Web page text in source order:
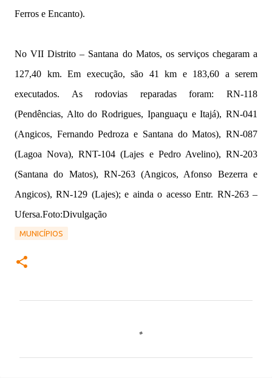
Ferros e Encanto).
No VII Distrito – Santana do Matos, os serviços chegaram a
127,40 km. Em execução, são 41 km e 183,60 a serem
executados. As rodovias reparadas foram: RN-118
(Pendências, Alto do Rodrigues, Ipanguaçu e Itajá), RN-041
(Angicos, Fernando Pedroza e Santana do Matos), RN-087
(Lagoa Nova), RNT-104 (Lajes e Pedro Avelino), RN-203
(Santana do Matos), RN-263 (Angicos, Afonso Bezerra e
Angicos), RN-129 (Lajes); e ainda o acesso Entr. RN-263 –
Ufersa.Foto:Divulgação
MUNICÍPIOS